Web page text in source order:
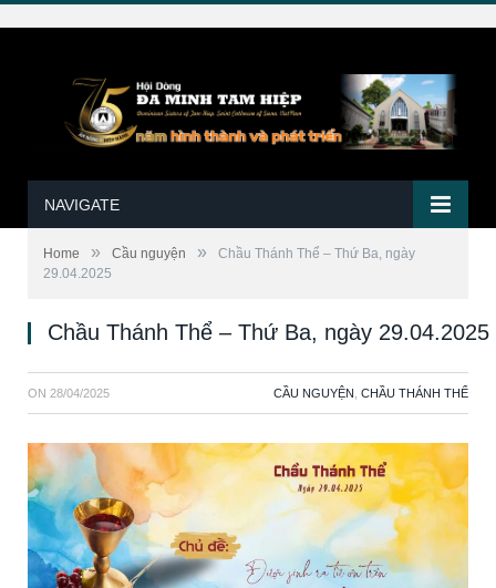
NAVIGATE
Home » Cầu nguyện »
Chầu Thánh Thể – Thứ Ba, ngày
29.04.2025
Chầu Thánh Thể – Thứ Ba, ngày 29.04.2025
ON 28/04/2025 CẦU NGUYỆN CHẦU THÁNH THỂ